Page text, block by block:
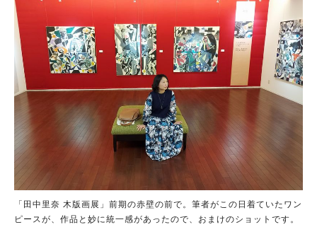
「田中里奈 木版画展」前期の赤壁の前で。筆者がこの日着ていたワン
ピースが、作品と妙に統一感があったので、おまけのショットです。